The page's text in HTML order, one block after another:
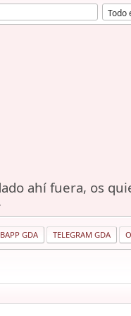
ahí fuera, os
GDA TELEGRAM GDA